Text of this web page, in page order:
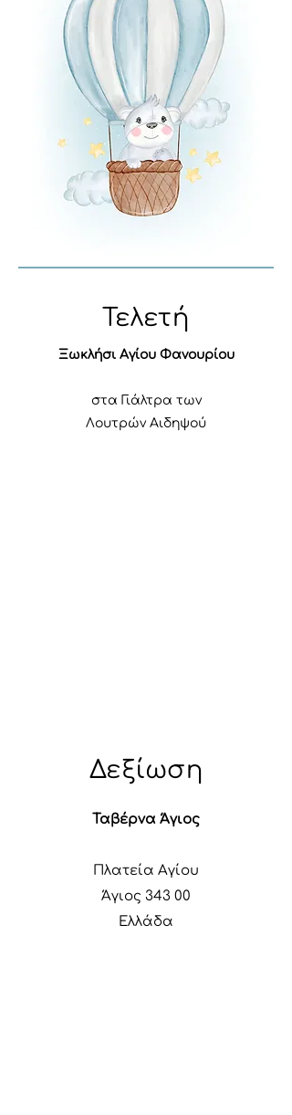
Ξωκλήσι Αγίου Φανουρίου
στα Γιάλτρα των
Λουτρών Αιδηψού
Τελετή
Δεξίωση
Ταβέρνα Άγιος
Πλατεία Αγίου
Άγιος 343 00
Ελλάδα